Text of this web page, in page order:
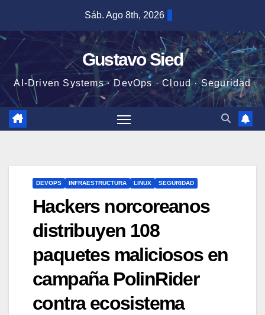
contenido
Sáb. Ago 8th, 2026
Gustavo Sied
AI-Driven Systems · DevOps · Cloud · Seguridad
DEVOPS INFRAESTRUCTURA LINUX SEGURIDAD
Hackers norcoreanos
distribuyen 108
paquetes maliciosos en
campaña PolinRider
contra ecosistema